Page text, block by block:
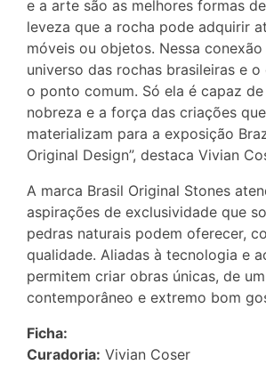
e a arte são as melhores formas
leveza que a rocha pode adquirir
móveis ou objetos. Nessa
universo das rochas brasileiras e
o ponto comum. Só ela é capaz
nobreza e a força das criações
materializam para a exposição
Original Design”, destaca Vivian
A marca Brasil Original Stones
aspirações de exclusividade que
pedras naturais podem oferecer,
qualidade. Aliadas à tecnologia e
permitem criar obras únicas, de
contemporâneo e extremo bom
Ficha:
Curadoria: Vivian Coser